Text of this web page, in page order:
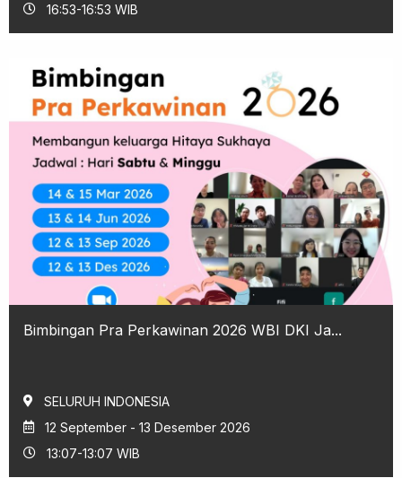
16:53-16:53 WIB
Bimbingan Pra Perkawinan 2026 WBI DKI Ja...
SELURUH INDONESIA
12 September - 13 Desember 2026
13:07-13:07 WIB